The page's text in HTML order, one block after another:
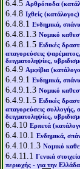
6.4.5 Αρθρόποδα
6.4.8 Ιχθείς (κατάλογος)
6.4.8.1 Ενδημικά,
6.4.8.1.3 Νομικό
6.4.8.1.5 Ειδικές
απαγορεύσεις
δειγματοληψίες,
6.4.9 Αμφίβια
6.4.9.1 Ενδημικά,
6.4.9.1.3 Νομικό
6.4.9.1.5 Ειδικές
απαγορεύσεις συλλογής,
δειγματοληψίες,
6.4.10 Ερπετά
6.4.10.1 Ενδημικά,
6.4.10.1.3 Νομικό
6.4.11.1 Γενικά
περιοχής - για την